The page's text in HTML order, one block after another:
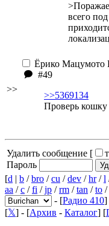
всего
>>
Ёрико Мацумото
#49
>>5369134
Проверь кошку
Удалить сообщение [
Пароль
[d | b /bro /cu /dev /hr/l
aa /c /fi /jp /rm /tan /to /
- [Радио 410]
[𝕏] - [Архив - Каталог] [